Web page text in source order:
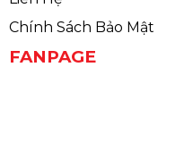
Chính Sách Bảo Mật
FANPAGE